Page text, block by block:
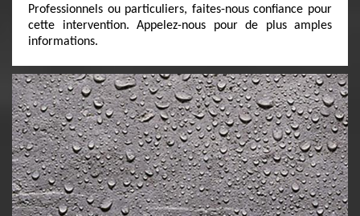
Professionnels ou particuliers, faites-nous confiance pour
cette intervention. Appelez-nous pour de plus amples
informations.